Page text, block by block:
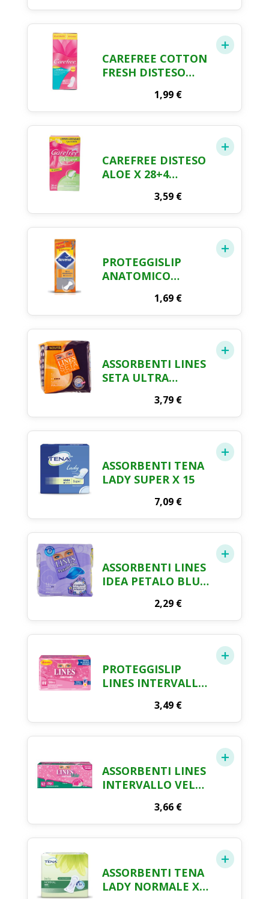
CAREFREE COTTON
FRESH DISTESO
1,99 €
CAREFREE DISTESO
ALOE X 28+4
3,59 €
PROTEGGISLIP
ANATOMICO
NUVENIA X 18 + 4
1,69 €
ASSORBENTI LINES
SETA ULTRA
LEGGERI X 16
3,79 €
ASSORBENTI TENA
LADY SUPER X 15
7,09 €
ASSORBENTI LINES
IDEA PETALO BLU
2,29 €
PROTEGGISLIP
LINES INTERVALLO
RIPIEGATO X 44
3,49 €
ASSORBENTI LINES
INTERVALLO VELO
3,66 €
ASSORBENTI TENA
LADY NORMALE X